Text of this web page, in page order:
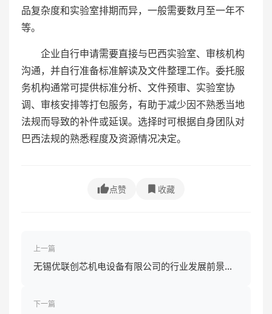
品复杂度和实验室排期而异，一般需要数月至一年不
等。
企业自行申请需要直接与巴西实验室、审核机构
沟通，并自行准备标准解读及文件整理工作。委托服
务机构通常可提供标准分析、文件预审、实验室协
调、审核安排等打包服务，有助于减少因不熟悉当地
法规而导致的补件或延误。选择时可根据自身团队对
巴西法规的熟悉程度及资源情况决定。
点赞 收藏
上一篇
无锡优联创芯机电设备有限公司的行业发展前景怎
下一篇